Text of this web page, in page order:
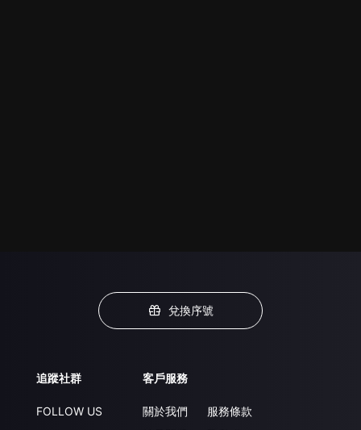
兌換序號
追蹤社群
FOLLOW US
客戶服務
關於我們
服務條款